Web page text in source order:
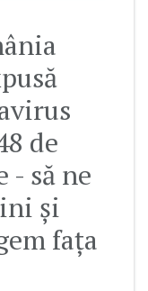
de
- să ne
și
fața